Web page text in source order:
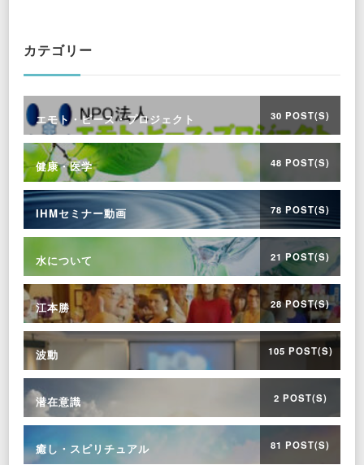
カテゴリー
エモト・ピース・プロジェクト 30 POST(S)
健康・医学 48 POST(S)
IHMセミナー動画 78 POST(S)
水について 21 POST(S)
江本勝 28 POST(S)
波動 105 POST(S)
潜在意識 2 POST(S)
癒し・スピリチュアル 81 POST(S)